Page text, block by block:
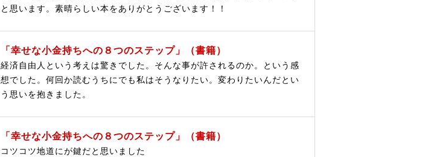
と思います。素晴らしい本をありがとうございます！！
「幸せな小金持ちへの８つのステップ」（書籍）
経済自由人という考えは驚きでした。そんな事が許されるのか。という感
想でした。何回か読むうちにでも私はそうなりたい。変わりたいんだとい
う思いを抱きました。
「幸せな小金持ちへの８つのステップ」（書籍）
コツコツ地道にが鍵だと思いました